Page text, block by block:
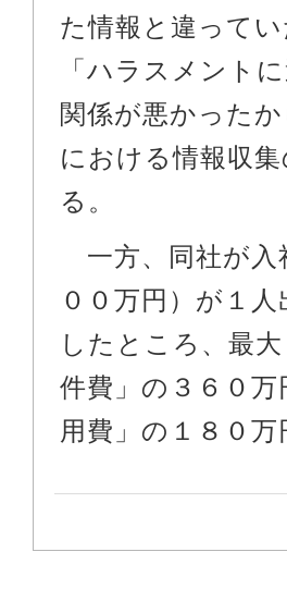
た情報と違って
「ハラスメント
関係が悪かった
における情報収
る。
一方、同社が入
００万円）が１
したところ、最
件費」の３６０
用費」の１８０